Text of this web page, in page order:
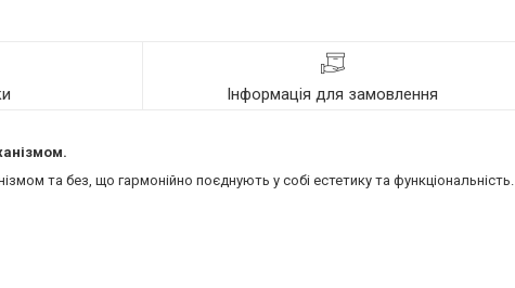
Інформація для замовлення
та без, що гармонійно поєднують у собі естетику та функціональність.